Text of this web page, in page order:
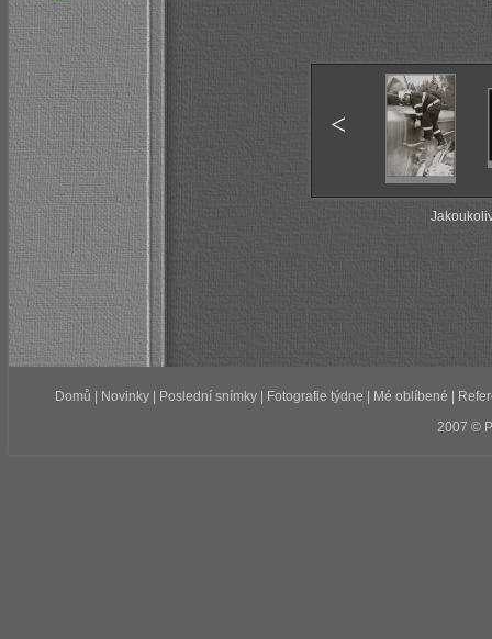
Domů Novinky| Poslední snímky| Fotografie týdne Mé oblíbené
2007 ©